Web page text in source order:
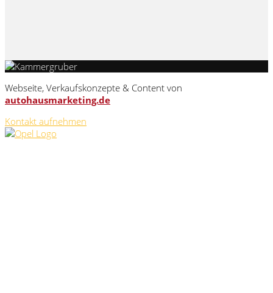
Webseite, Verkaufskonzepte & Content von
autohausmarketing.de
Kontakt aufnehmen